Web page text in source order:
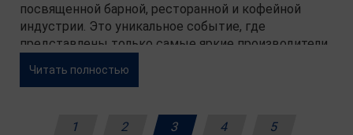
посвященной барной, ресторанной и кофейной
индустрии. Это уникальное событие, где
представлены только самые яркие производители
Беларуси.
Читать полностью
1 2 3 4 5